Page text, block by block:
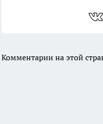
Комментарии на этой